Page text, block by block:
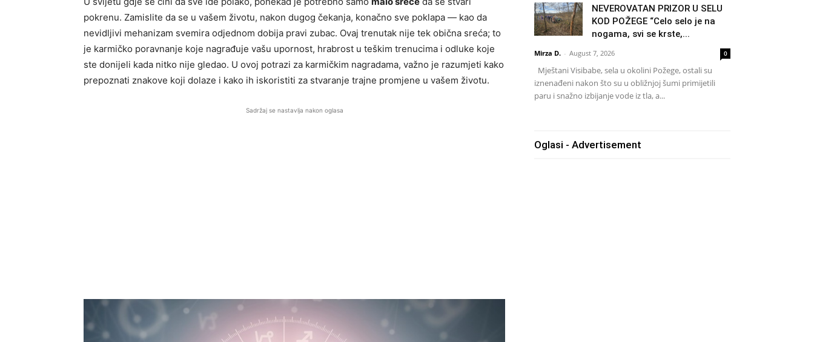
pokrenu. Zamislite da se u vašem životu, nakon dugog čekanja, konačno sve poklapa — kao da
nevidljivi mehanizam svemira odjednom dobija pravi zubac. Ovaj trenutak nije tek obična sreća; to
je karmičko poravnanje koje nagrađuje vašu upornost, hrabrost u teškim trenucima i odluke koje
ste donijeli kada nitko nije gledao. U ovoj potrazi za karmičkim nagradama, važno je razumjeti kako
prepoznati znakove koji dolaze i kako ih iskoristiti za stvaranje trajne promjene u vašem životu.
Sadržaj se nastavlja nakon oglasa
NEVEROVATAN PRIZOR U SELU
KOD POŽEGE “Celo selo je na
nogama, svi se krste,...
Mirza D. - August 7, 2026 0
Mještani Visibabe, sela u okolini Požege, ostali su
iznenađeni nakon što su u obližnjoj šumi primijetili
paru i snažno izbijanje vode iz tla, a...
Oglasi - Advertisement